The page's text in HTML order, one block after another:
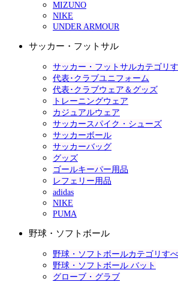
MIZUNO
NIKE
UNDER ARMOUR
サッカー・フットサル
サッカー・フットサルカテゴリ
代表･クラブユニフォーム
代表･クラブウェア＆グッズ
トレーニングウェア
カジュアルウェア
サッカースパイク・シューズ
サッカーボール
サッカーバッグ
グッズ
ゴールキーパー用品
レフェリー用品
adidas
NIKE
PUMA
野球・ソフトボール
野球・ソフトボールカテゴリす
野球・ソフトボール バット
グローブ・グラブ